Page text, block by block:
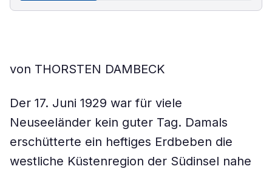
von THORSTEN DAMBECK
Der 17. Juni 1929 war für viele
Neuseeländer kein guter Tag. Damals
erschütterte ein heftiges Erdbeben die
westliche Küstenregion der Südinsel nahe